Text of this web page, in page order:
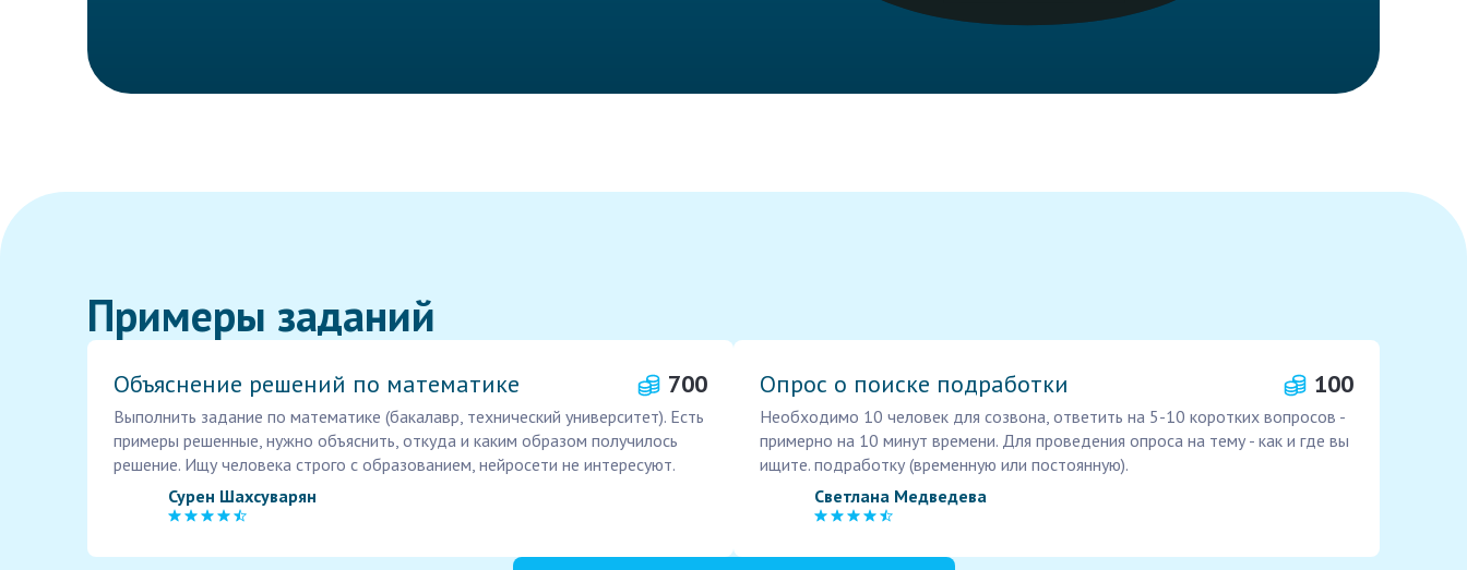
Примеры заданий
Объяснение решений по математике 700
Выполнить задание по математике (бакалавр, технический университет). Есть
примеры решенные, нужно объяснить, откуда и каким образом получилось
решение. Ищу человека строго с образованием, нейросети не интересуют.
Сурен Шахсуварян
Опрос о поиске подработки 100
Необходимо 10 человек для созвона, ответить на 5-10 коротких вопросов -
примерно на 10 минут времени. Для проведения опроса на тему - как и где вы
ищите. подработку (временную или постоянную).
Светлана Медведева